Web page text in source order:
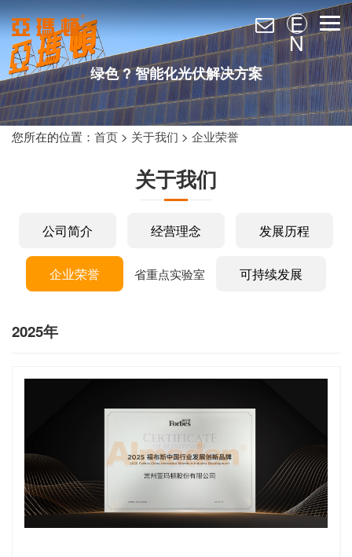
E
N
绿色 ? 智能化光伏解决方案
您所在的位置： 首页 > 关于我们 > 企业荣誉
关于我们
公司简介 经营理念 发展历程
企业荣誉 省重点实验室 可持续发展
2025年